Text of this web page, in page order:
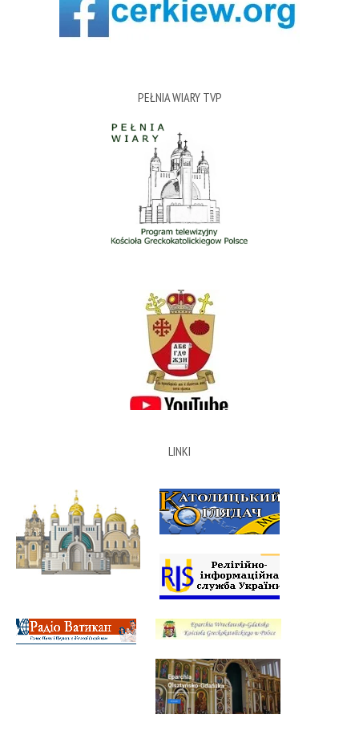
PEŁNIA WIARY TVP
LINKI